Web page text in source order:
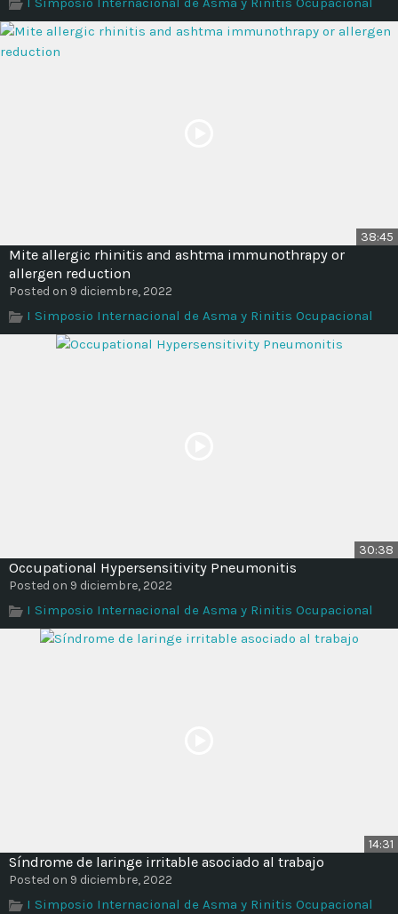
38:45
Mite allergic rhinitis and ashtma immunothrapy or
allergen reduction
Posted on 9 diciembre, 2022
I Simposio Internacional de Asma y Rinitis Ocupacional
30:38
Occupational Hypersensitivity Pneumonitis
Posted on 9 diciembre, 2022
I Simposio Internacional de Asma y Rinitis Ocupacional
14:31
Síndrome de laringe irritable asociado al trabajo
Posted on 9 diciembre, 2022
I Simposio Internacional de Asma y Rinitis Ocupacional